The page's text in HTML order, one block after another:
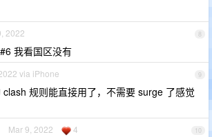
8
2022
#6 我看国区没有
9
via iPhone
规则能直接用了，不需要 surge 了感觉
10
Mar 9, 2022 4